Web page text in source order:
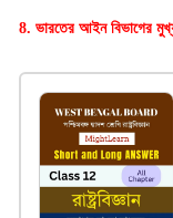
8. ভারতের আইন বিভাগের